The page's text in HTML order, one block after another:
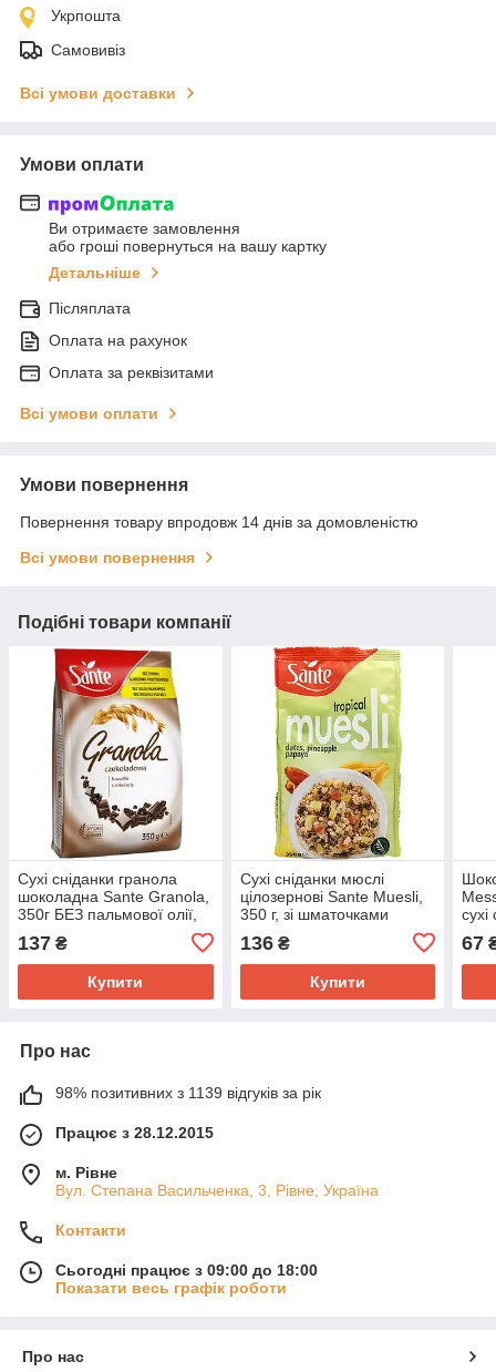
Укрпошта
Самовивіз
Всі умови доставки
Умови оплати
Ви отримаєте замовлення
або гроші повернуться на вашу картку
Детальніше
Післяплата
Оплата на рахунок
Оплата за реквізитами
Всі умови оплати
Умови повернення
Повернення товару впродовж 14 днів за домовленістю
Всі умови повернення
Подібні товари компанії
Сухі сніданки гранола
шоколадна Sante Granola,
350г БЕЗ пальмової олії,
137 ₴
Купити
Сухі сніданки мюслі
цілозернові Sante Muesli,
350 г, зі шматочками
тропічних фруктів, мюслі з
горіхами, кранчі
136₴
Купити
сухі
67
Про нас
98% позитивних з 1139 відгуків за рік
Працює з 28.12.2015
м. Рівне
Вул. Степана Васильченка, 3, Рівне, Україна
Контакти
Сьогодні працює з 09:00 до 18:00
Показати весь графік роботи
Про нас